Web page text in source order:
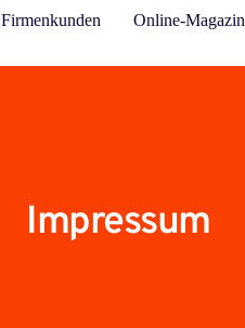
Firmenkunden Online-Magazin
Impressum